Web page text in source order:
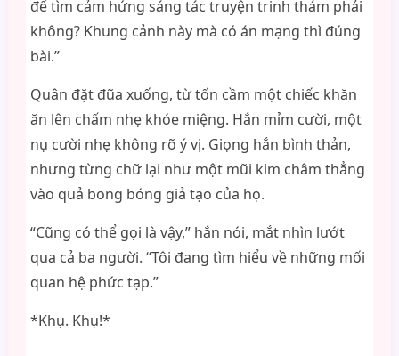
để tìm cảm hứng sáng tác truyện trinh thám phải
không? Khung cảnh này mà có án mạng thì đúng
bài.”
Quân đặt đũa xuống, từ tốn cầm một chiếc khăn
ăn lên chấm nhẹ khóe miệng. Hắn mỉm cười, một
nụ cười nhẹ không rõ ý vị. Giọng hắn bình thản,
nhưng từng chữ lại như một mũi kim châm thẳng
vào quả bong bóng giả tạo của họ.
“Cũng có thể gọi là vậy,” hắn nói, mắt nhìn lướt
qua cả ba người. “Tôi đang tìm hiểu về những mối
quan hệ phức tạp.”
*Khụ. Khụ!*